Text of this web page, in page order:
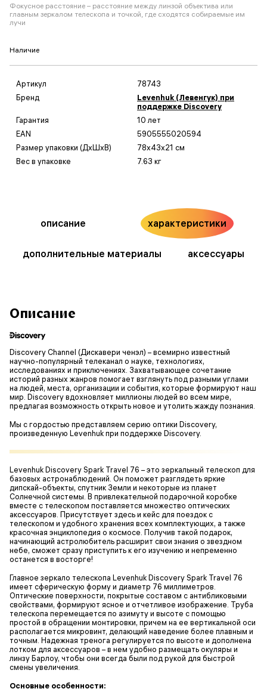
Фокусное расстояние – расстояние между линзой объектива или
главным зеркалом телескопа и точкой, где сходятся собираемые им
лучи
Наличие
Артикул
78743
Бренд
Levenhuk (Левенгук) при
поддержке Discovery
Гарантия
10 лет
EAN
5905555020594
Размер упаковки (ДxШxВ)
78x43x21 см
Вес в упаковке
7.63 кг
описание характеристики
дополнительные материалы аксессуары
Описание
Discovery Channel (Дискавери ченэл) – всемирно известный
научно-популярный телеканал о науке, технологиях,
исследованиях и приключениях. Захватывающее сочетание
историй разных жанров помогает взглянуть под разными углами
на людей, места, организации и события, которые формируют наш
мир. Discovery вдохновляет миллионы людей во всем мире,
предлагая возможность открыть новое и утолить жажду познания.
Мы с гордостью представляем серию оптики Discovery,
произведенную Levenhuk при поддержке Discovery.
Levenhuk Discovery Spark Travel 76 – это зеркальный телескоп для
базовых астронаблюдений. Он поможет разглядеть яркие
дипскай-объекты, спутник Земли и некоторые из планет
Солнечной системы. В привлекательной подарочной коробке
вместе с телескопом поставляется множество оптических
аксессуаров. Присутствует здесь и кейс для поездок с
телескопом и удобного хранения всех комплектующих, а также
красочная энциклопедия о космосе. Получив такой подарок,
начинающий астролюбитель расширит свои знания о звездном
небе, сможет сразу приступить к его изучению и непременно
останется в восторге!
Главное зеркало телескопа Levenhuk Discovery Spark Travel 76
имеет сферическую форму и диаметр 76 миллиметров.
Оптические поверхности, покрытые составом с антибликовыми
свойствами, формируют ясное и отчетливое изображение. Труба
телескопа перемещается по азимуту и высоте с помощью
простой в обращении монтировки, причем на ее вертикальной оси
располагается микровинт, делающий наведение более плавным и
точным. Надежная тренога регулируется по высоте и дополнена
лотком для аксессуаров – в нем удобно размещать окуляры и
линзу Барлоу, чтобы они всегда были под рукой для быстрой
смены увеличения.
Основные особенности: